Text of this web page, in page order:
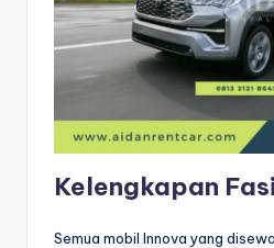
Kelengkapan
Semua mobil Innova yang